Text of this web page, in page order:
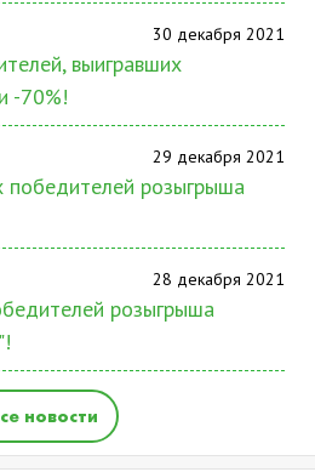
30 декабря 2021
выигравших
-70%!
29 декабря 2021
победителей розыгрыша
28 декабря 2021
розыгрыша
новости